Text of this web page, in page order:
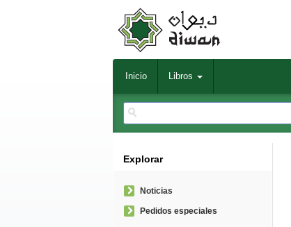
Inicio Libros
Explorar
Noticias
Pedidos especiales